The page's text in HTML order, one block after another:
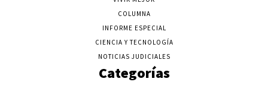
COLUMNA
INFORME ESPECIAL
CIENCIA Y TECNOLOGÍA
NOTICIAS JUDICIALES
Categorías